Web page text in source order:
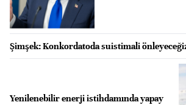
Şimşek: Konkordatoda suistimali
Yenilenebilir enerji istihdamında yapay